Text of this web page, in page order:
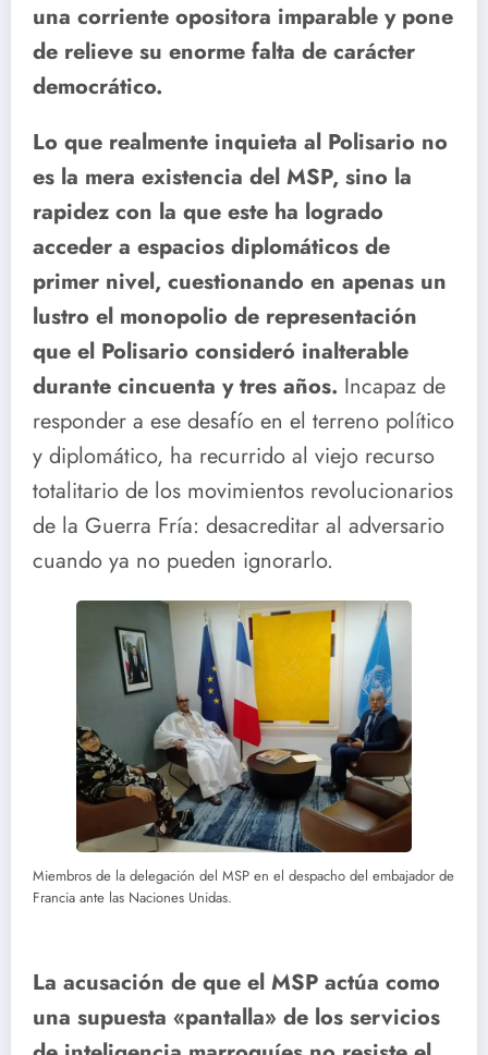
una corriente opositora imparable y pone
de relieve su enorme falta de carácter
democrático.
Lo que realmente inquieta al Polisario no
es la mera existencia del MSP, sino la
rapidez con la que este ha logrado
acceder a espacios diplomáticos de
primer nivel, cuestionando en apenas un
lustro el monopolio de representación
que el Polisario consideró inalterable
durante cincuenta y tres años. Incapaz de
responder a ese desafío en el terreno político
y diplomático, ha recurrido al viejo recurso
totalitario de los movimientos revolucionarios
de la Guerra Fría: desacreditar al adversario
cuando ya no pueden ignorarlo.
Miembros de la delegación del MSP en el despacho del embajador de
Francia ante las Naciones Unidas.
La acusación de que el MSP actúa como
una supuesta «pantalla» de los servicios